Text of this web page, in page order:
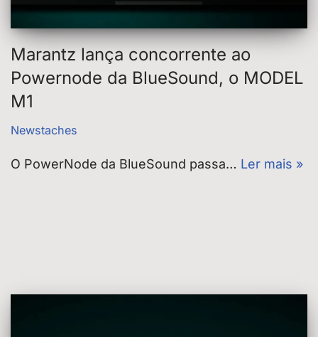
Marantz lança concorrente ao
Powernode da BlueSound, o MODEL
M1
Newstaches
O PowerNode da BlueSound passa… Ler mais »